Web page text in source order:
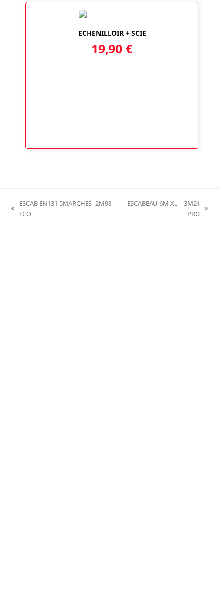
ECHENILLOIR + SCIE
19,90 €
previous
ESCAB EN131 5MARCHES -2M98
ECO
ESCABEAU 6M XL – 3M21
PRO